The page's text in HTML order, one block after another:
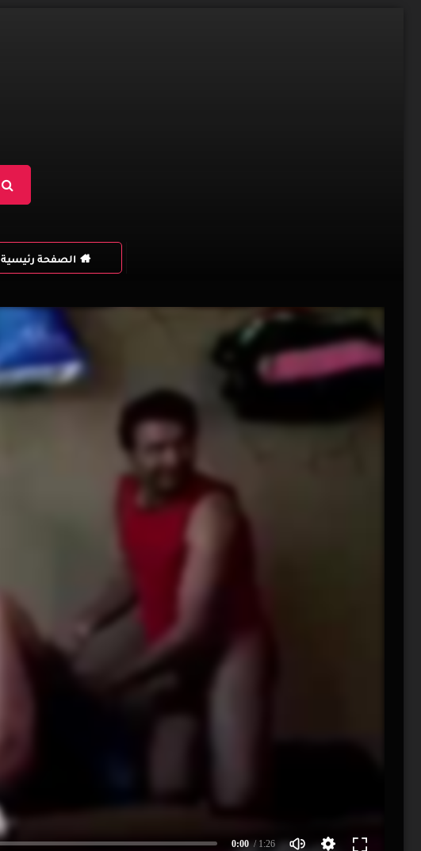
الصفحة رئيسية
0:00 / 1:26